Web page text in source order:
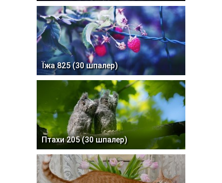
Їжа 825 (30 шпалер)
Птахи 205 (30 шпалер)